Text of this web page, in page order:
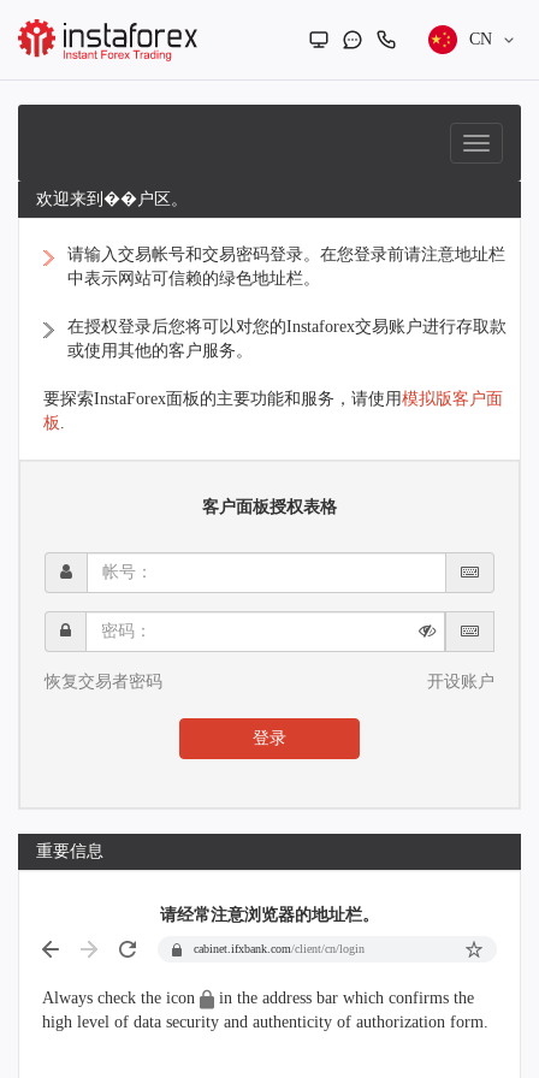
CN
欢迎来到��户区。
请输入交易帐号和交易密码登录。在您登录前请注意地址栏
中表示网站可信赖的绿色地址栏。
在授权登录后您将可以对您的Instaforex交易账户进行存取款
或使用其他的客户服务。
要探索InstaForex面板的主要功能和服务，请使用模拟版客户面
板 .
客户面板授权表格
号：
码：
恢复交易者密码
开设账户
登录
重要信息
请经常注意浏览器的地址栏。
cabinet.ifxbank.com/client/cn/login
Always check the icon
in the address bar which confirms the
high level of data security and authenticity of authorization form.